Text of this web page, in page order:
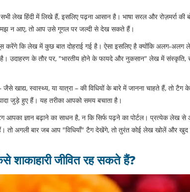
लेख हिंदी में लिखे हैं, इसलिए पढ़ना आसान है। भाषा सरल और रोज़मर्रा
न आए, तो आप उसे गूगल पर जल्दी से देख सकते हैं।
करेंगे कि लेख में कुछ बात दोहराई गई है। ऐसा इसलिए है क्योंकि
है। उदाहरण के तौर पर, "भारतीय होने के फायदे और नुकसान" लेख में
जैसे खाद्य, स्वास्थ्य, या यात्रा – की विधियों के बारे में जानना चाहते हैं, तो
जुड़े हुए हैं। यह तरीका आपको समय बचाता है।
आपका ज्ञान बढ़ाने का साधन है, न कि सिर्फ पढ़ने का पोर्टल। प्रत्येक लेख
तो अगली बार जब आप "विधियाँ" टैग देखेंगे, तो तुरंत कोई लेख खोलें और
शाकाहारी जीवित रह सकते हैं?